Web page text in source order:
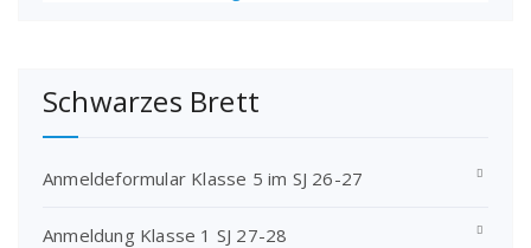
Schwarzes Brett
Anmeldeformular Klasse 5 im SJ 26-27
Anmeldung Klasse 1 SJ 27-28